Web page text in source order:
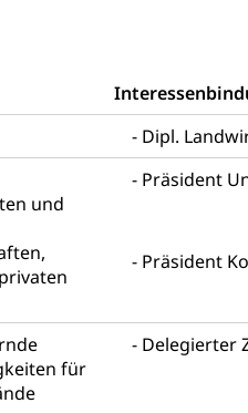
Dipl.
und
Präsident
Präsident
für
Delegierter
Psychische Gesundheit
Spitex
Pflegeheimliste und freie
Luzern (unilu) Religion
Breitensport,
Offene Sporthallen
Tiermedizin,